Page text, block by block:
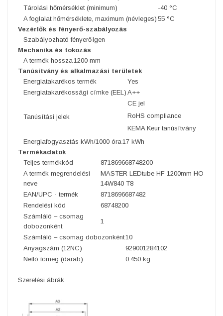
Tárolási hőmérséklet (minimum)
-40 °C
A foglalat hőmérséklete, maximum (névleges) 55 °C
Vezérlők és fényerő-szabályozás
Szabályozható fényerőIgen
Mechanika és tokozás
A termék hossza 1200 mm
Tanúsítvány és alkalmazási területek
Energiatakarékos termék
Yes
Energiatakarékossági címke (EEL) A++
Tanúsítási jelek
CE jel
RoHS compliance
KEMA Keur tanúsítvány
Energiafogyasztás kWh/1000 óra 17 kWh
Termékadatok
Teljes termékkód
871869668748200
A termék megrendelési
neve
MASTER LEDtube HF 1200mm HO
14W840 T8
EAN/UPC - termék
8718696687482
Rendelési kód
68748200
Számláló – csomag
dobozonként
1
Számláló – csomag dobozonként 10
Anyagszám (12NC)
929001284102
Nettó tömeg (darab)
0.450 kg
Szerelési ábrák